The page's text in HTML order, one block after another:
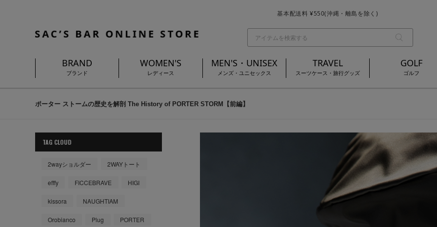
基本配送料 ¥550(沖縄・離島を除く)
BRAND
ブランド
WOMEN'S
レディース
MEN'S・UNISEX
メンズ・ユニセックス
TRAVEL
スーツケース・旅行グッズ
GOLF
ゴルフ
ポーター ストームの歴史を解剖 The History of PORTER STORM【前編】
TAG CLOUD
2wayショルダー 2WAYトート
efffy FICCEBRAVE HIGI
kissora NAUGHTIAM
Orobianco Plug PORTER